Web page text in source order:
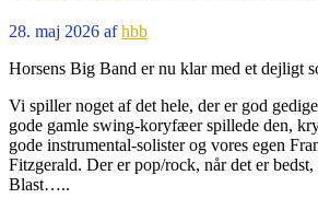
28. maj 2026 afhbb
Horsens Big Band er nu klar med et dejligt
Vi spiller noget af det hele, der er god
gode gamle swing-koryfæer spillede den,
gode instrumental-solister og vores egen
Fitzgerald. Der er pop/rock, når det er bedst,
Blast…..